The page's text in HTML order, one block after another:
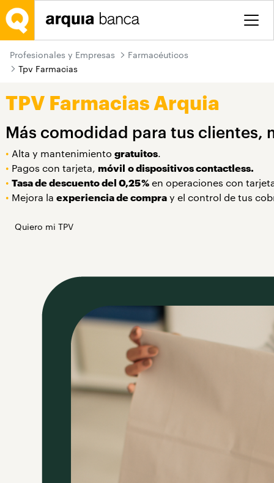
Saltar al contenido principal
Profesionales y Empresas
Farmacéuticos
Tpv Farmacias
TPV Farmacias Arquia
Más comodidad para tus clientes,
• Alta y mantenimiento gratuitos.
• Pagos con tarjeta, móvil o dispositivos contactless.
• Tasa de descuento del 0,25 %en operaciones con
• Mejora la experiencia de compray el control de tus
Quiero mi TPV